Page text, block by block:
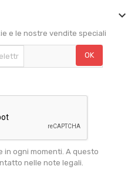

e le nostre vendite speciali
in ogni momenti. A questo
nelle note legali.